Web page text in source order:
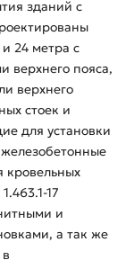
зданий с
24 метра с
верхнего пояса,
верхнего
стоек и
для установки
кровельных
17
и
а так же